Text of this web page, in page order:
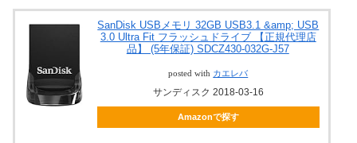
SanDisk USBメモリ 32GB USB3.1 &amp; USB
3.0 Ultra Fit フラッシュドライブ 【正規代理店
品】 (5年保証) SDCZ430-032G-J57
posted with カエレバ
サンディスク 2018-03-16
Amazonで探す